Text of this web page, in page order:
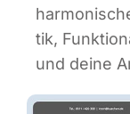
tik,
und dei­ne